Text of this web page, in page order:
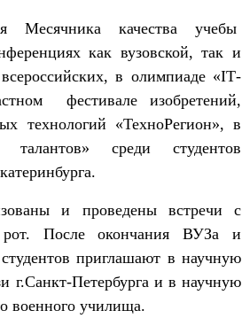
Месячника качества учебы
как вузовской, так и
в олимпиаде «IT-
фестивале изобретений,
технологий «ТехноРегион», в
талантов» среди студентов
и проведены встречи с
рот. После окончания ВУЗа и
приглашают в научную
г.Санкт-Петербурга и в научную
военного училища.